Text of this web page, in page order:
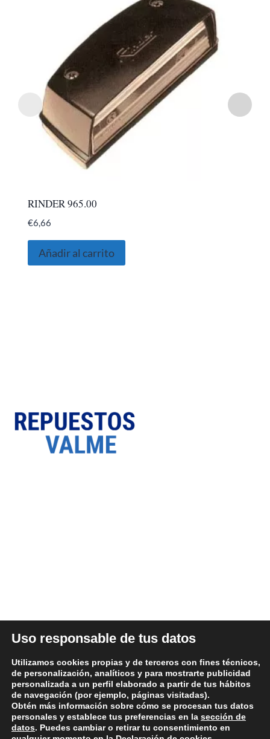
RINDER 965.00
€6,66
Añadir al carrito
Política de Privacidad
Política de Cookies
Condiciones generales de compra
Política de devoluciones y reembolsos
Uso responsable de tus datos
Utilizamos cookies propias y de terceros con fines técnicos,
de personalización, analíticos y para mostrarte publicidad
personalizada a un perfil elaborado a partir de tus hábitos
de navegación (por ejemplo, páginas visitadas).
Obtén más información sobre cómo se procesan tus datos
personales y establece tus preferencias en la sección de
datos. Puedes cambiar o retirar tu consentimiento en